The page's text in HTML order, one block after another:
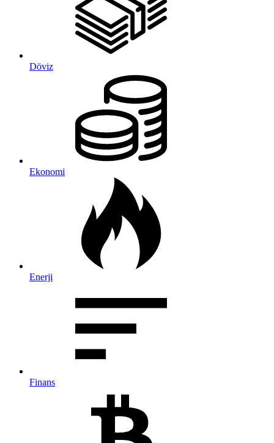
Döviz
Ekonomi
Enerji
Finans